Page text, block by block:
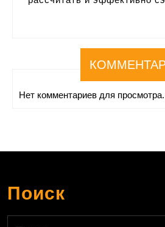
Нет комментариев для просмотра.
Поиск